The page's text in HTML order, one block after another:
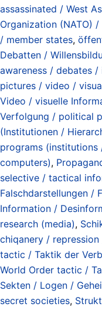
assassinated / West
Organization (NATO)
/ member states,
Debatten /
awareness / debates /
pictures / video /
Video / visuelle
Verfolgung / political
(Institutionen /
programs
computers),
selective / tactical
Falschdarstellungen /
Information /
research (media),
chiqanery /
tactic / Taktik der
World Order tactic /
Sekten / Logen /
secret societies,